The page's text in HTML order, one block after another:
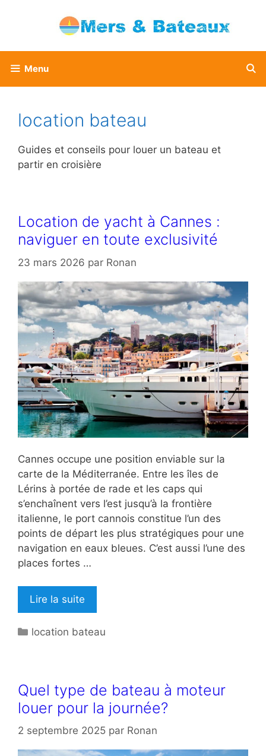
Menu
location bateau
Guides et conseils pour louer un bateau et
partir en croisière
Location de yacht à Cannes :
naviguer en toute exclusivité
23 mars 2026 par Ronan
Cannes occupe une position enviable sur la
carte de la Méditerranée. Entre les îles de
Lérins à portée de rade et les caps qui
s’enchaînent vers l’est jusqu’à la frontière
italienne, le port cannois constitue l’un des
points de départ les plus stratégiques pour une
navigation en eaux bleues. C’est aussi l’une des
places fortes …
Lire la suite
Catégories
location bateau
Quel type de bateau à moteur
louer pour la journée?
2 septembre 2025 par Ronan